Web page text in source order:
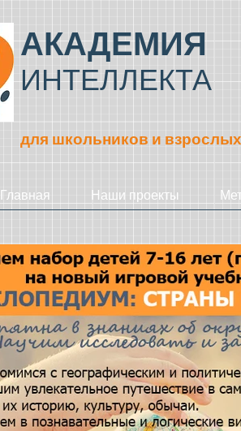
АКАДЕМИЯ
ИНТЕЛЛЕКТА
для школьников и взрослых
Главная Наши проекты